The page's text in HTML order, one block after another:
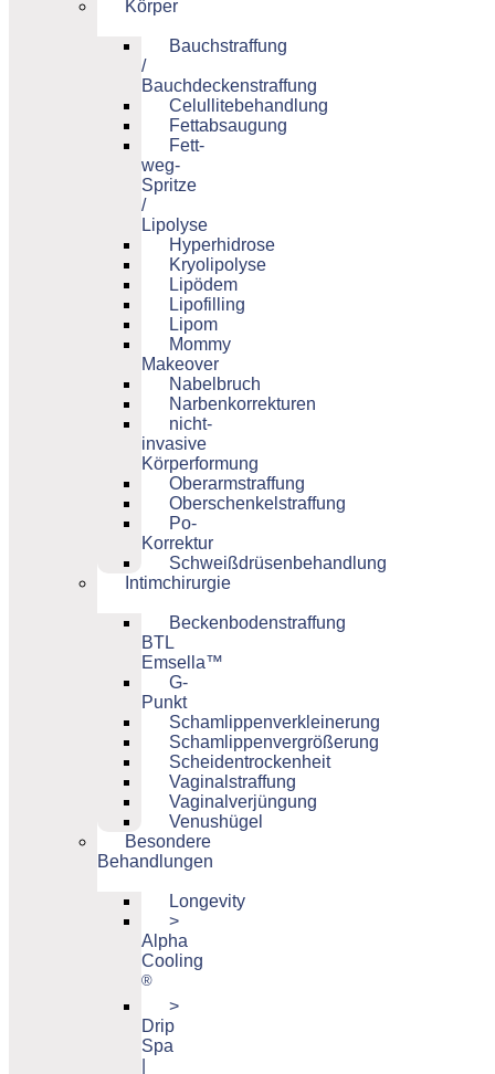
Körper
Bauchstraffung
/
Bauchdeckenstraffung
Celullitebehandlung
Fettabsaugung
Fett-
weg-
Spritze
/
Lipolyse
Hyperhidrose
Kryolipolyse
Lipödem
Lipofilling
Lipom
Mommy
Makeover
Nabelbruch
Narbenkorrekturen
nicht-
invasive
Körperformung
Oberarmstraffung
Oberschenkelstraffung
Po-
Korrektur
Schweißdrüsenbehandlung
Intimchirurgie
Beckenbodenstraffung
BTL
Emsella™
G-
Punkt
Schamlippenverkleinerung
Schamlippenvergrößerung
Scheidentrockenheit
Vaginalstraffung
Vaginalverjüngung
Venushügel
Besondere
Behandlungen
Longevity
>
Alpha
Cooling
®
>
Drip
Spa